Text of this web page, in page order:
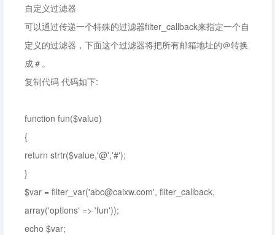
自定义过滤器
可以通过传递一个特殊的过滤器filter_callback来指定一个自
定义的过滤器，下面这个过滤器将把所有邮箱地址的＠转换
成＃。
复制代码 代码如下:
function fun($value)
{
return strtr($value,'@','#');
}
$var = filter_var('abc@caixw.com', filter_callback,
array('options' => 'fun'));
echo $var;